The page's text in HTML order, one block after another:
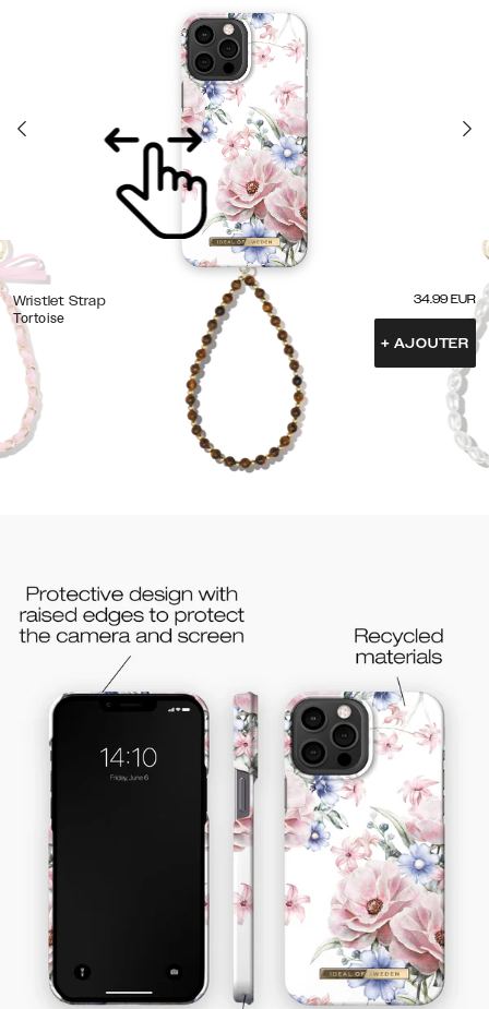
Wristlet Strap
Tortoise
34.99 EUR
+ AJOUTER